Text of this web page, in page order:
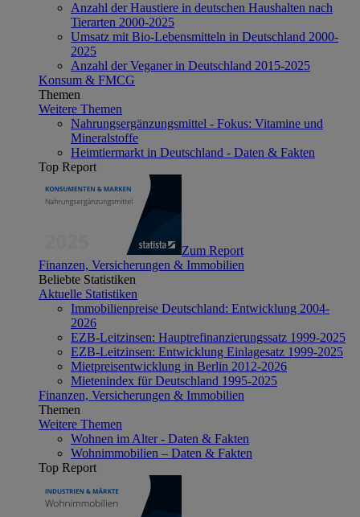
Anzahl der Haustiere in deutschen Haushalten nach
Tierarten 2000-2025
Umsatz mit Bio-Lebensmitteln in Deutschland 2000-
2025
Anzahl der Veganer in Deutschland 2015-2025
Konsum & FMCG
Themen
Weitere Themen
Nahrungsergänzungsmittel - Fokus: Vitamine und
Mineralstoffe
Heimtiermarkt in Deutschland - Daten & Fakten
Top Report
Zum Report
Finanzen, Versicherungen & Immobilien
Beliebte Statistiken
Aktuelle Statistiken
Immobilienpreise Deutschland: Entwicklung 2004-
2026
EZB-Leitzinsen: Hauptrefinanzierungssatz 1999-2025
EZB-Leitzinsen: Entwicklung Einlagesatz 1999-2025
Mietpreisentwicklung in Berlin 2012-2026
Mietenindex für Deutschland 1995-2025
Finanzen, Versicherungen & Immobilien
Themen
Weitere Themen
Wohnen im Alter - Daten & Fakten
Wohnimmobilien – Daten & Fakten
Top Report